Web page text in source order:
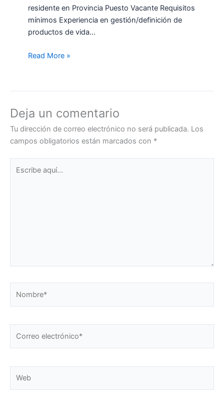
residente en Provincia Puesto Vacante Requisitos
mínimos Experiencia en gestión/definición de
productos de vida…
Read More »
Deja un comentario
Tu dirección de correo electrónico no será publicada. Los
campos obligatorios están marcados con *
aquí...
electrónico*